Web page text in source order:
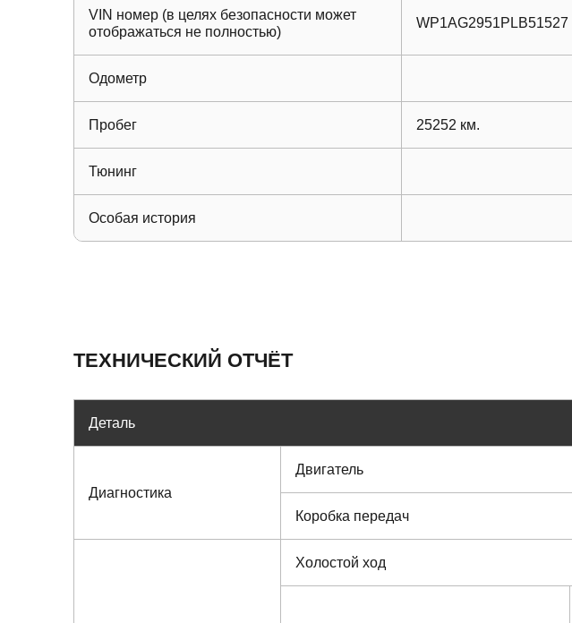
VIN номер (в целях безопасности может
отображаться не полностью)
WP1AG2951PLB51527
Одометр
Пробег 25252 км.
Тюнинг
Особая история
ТЕХНИЧЕСКИЙ ОТЧЁТ
Деталь
Диагностика
Двигатель
Коробка передач
Холостой ход